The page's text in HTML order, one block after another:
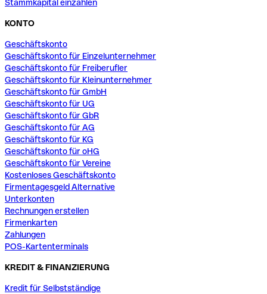
Stammkapital einzahlen
KONTO
Geschäftskonto
Geschäftskonto für Einzelunternehmer
Geschäftskonto für Freiberufler
Geschäftskonto für Kleinunternehmer
Geschäftskonto für GmbH
Geschäftskonto für UG
Geschäftskonto für GbR
Geschäftskonto für AG
Geschäftskonto für KG
Geschäftskonto für oHG
Geschäftskonto für Vereine
Kostenloses Geschäftskonto
Firmentagesgeld Alternative
Unterkonten
Rechnungen erstellen
Firmenkarten
Zahlungen
POS-Kartenterminals
KREDIT & FINANZIERUNG
Kredit für Selbstständige